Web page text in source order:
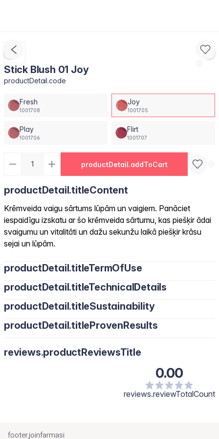
Stick Blush 01 Joy
productDetail.code
Fresh
1001708
Joy
1001705
Play
1001706
Flirt
1001707
productDetail.addToCart
productDetail.titleContent
Krēmveida vaigu sārtums lūpām un vaigiem. Panāciet
iespaidīgu izskatu ar šo krēmveida sārtumu, kas piešķir ādai
svaigumu un vitalitāti un dažu sekunžu laikā piešķir krāsu
sejai un lūpām.
productDetail.titleTermOfUse
productDetail.titleTechnicalDetails
productDetail.titleSustainability
productDetail.titleProvenResults
reviews.productReviewsTitle
0.00
reviews.reviewTotalCount
footer.joinfarmasi